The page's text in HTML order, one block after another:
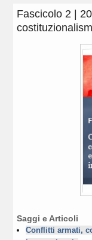
Fascicolo 2 |
Saggi e Articoli
Conflitti armati,